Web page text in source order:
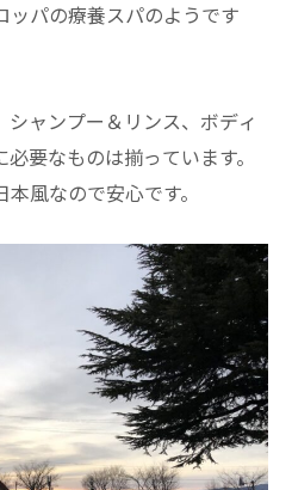
ッパの療養スパのようです
ャンプー＆リンス、ボディ
要なものは揃っています。
風なので安心です。